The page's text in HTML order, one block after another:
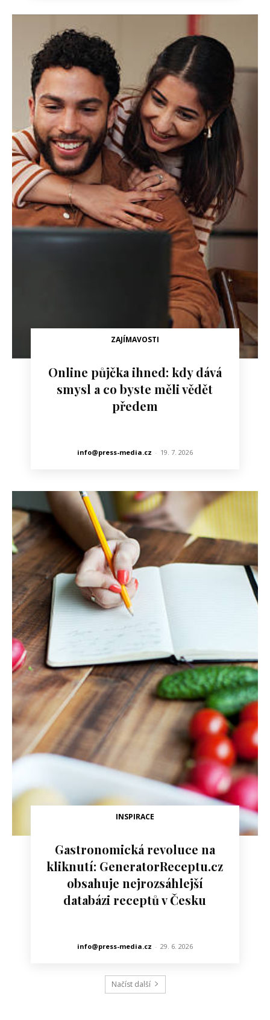
ZAJÍMAVOSTI
Online půjčka ihned: kdy dává
smysl a co byste měli vědět
předem
info@press-media.cz - 19. 7. 2026
INSPIRACE
Gastronomická revoluce na
kliknutí: GeneratorReceptu.cz
obsahuje nejrozsáhlejší
databázi receptů v Česku
info@press-media.cz - 29. 6. 2026
Načíst další